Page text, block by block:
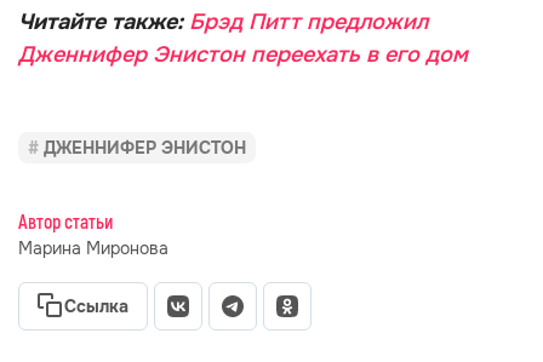
Читайте также:Брэд Питт предложил
Дженнифер Энистон переехать в его дом
ДЖЕННИФЕР ЭНИСТОН
Автор статьи
Марина Миронова
Ссылка